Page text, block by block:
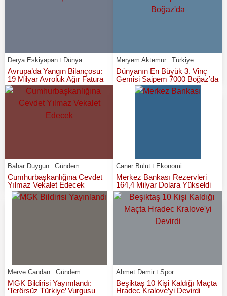
Derya Eskiyapan Dünya
Avrupa’da Yangın Bilançosu:
19 Milyar Avroluk Ağır Fatura
Meryem Aktemur Türkiye
Dünyanın En Büyük 3. Vinç
Gemisi Saipem 7000 Boğaz’da
Bahar Duygun Gündem
Cumhurbaşkanlığına Cevdet
Yılmaz Vekalet Edecek
Caner Bulut Ekonomi
Merkez Bankası Rezervleri
164,4 Milyar Dolara Yükseldi
Merve Candan Gündem
MGK Bildirisi Yayımlandı:
‘Terörsüz Türkiye’ Vurgusu
Ahmet Demir Spor
Beşiktaş 10 Kişi Kaldığı Maçta
Hradec Kralove’yi Devirdi